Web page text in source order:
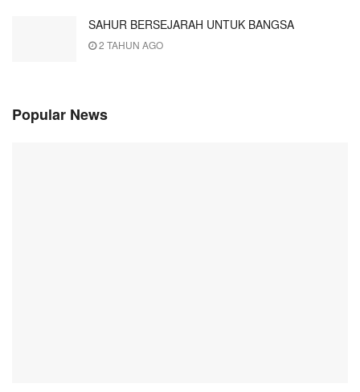
SAHUR BERSEJARAH UNTUK BANGSA
2 TAHUN AGO
Popular News